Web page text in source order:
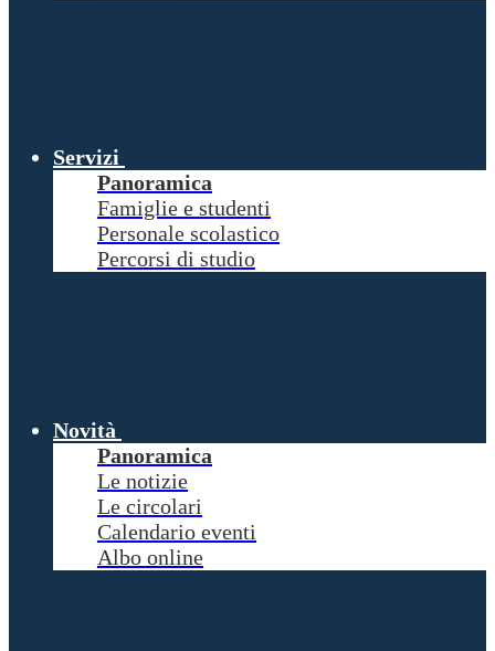
Servizi
Panoramica
Famiglie e studenti
Personale scolastico
Percorsi di studio
Novità
Panoramica
Le notizie
Le circolari
Calendario eventi
Albo online